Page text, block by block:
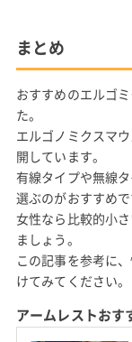
まとめ
おすすめのエルゴ
た。
エルゴノミクスマ
開しています。
有線タイプや無線
選ぶのがおすすめで
女性なら比較的小
ましょう。
この記事を参考に
けてみてください。
アームレストおす